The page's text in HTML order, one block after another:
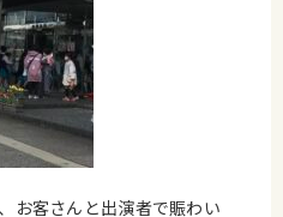
お客さんと出演者で賑わい